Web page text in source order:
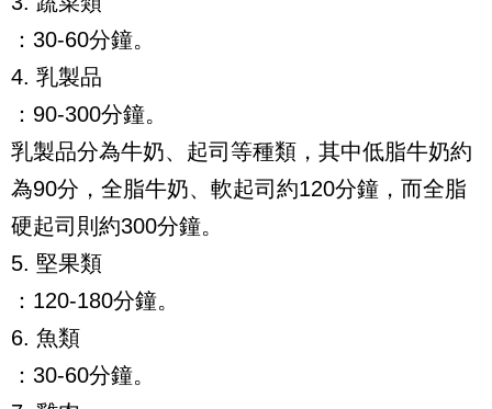
：30-60分鐘。
4. 乳製品
：90-300分鐘。
乳製品分為牛奶、起司等種類，其中低脂牛奶約
為90分，全脂牛奶、軟起司約120分鐘，而全脂
硬起司則約300分鐘。
5. 堅果類
：120-180分鐘。
6. 魚類
：30-60分鐘。